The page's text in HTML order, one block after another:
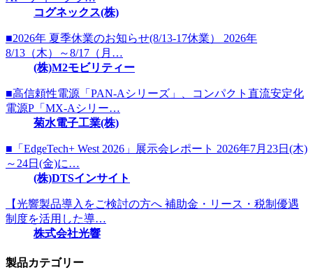
コグネックス(株)
■2026年 夏季休業のお知らせ(8/13-17休業） 2026年
8/13（木）～8/17（月…
(株)M2モビリティー
■高信頼性電源「PAN-Aシリーズ」、コンパクト直流安定化
電源P「MX-Aシリー…
菊水電子工業(株)
■「EdgeTech+ West 2026」展示会レポート 2026年7月23日(木)
～24日(金)に…
(株)DTSインサイト
【光響製品導入をご検討の方へ 補助金・リース・税制優遇
制度を活用した導…
株式会社光響
製品カテゴリー